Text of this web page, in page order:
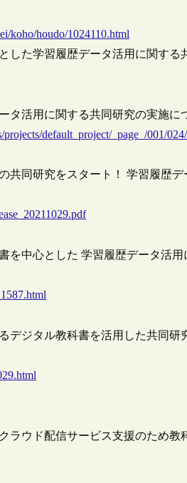
koho/houdo/1024110.html
した学習履歴データ活用に関する
タ活用に関する共同研究の実施に
default_project/_page_/001/
共同研究をスタート！ 学習履歴デ
を中心とした 学習履歴データ活
デジタル教科書を活用した共同
ラウド配信サービス支援のため教